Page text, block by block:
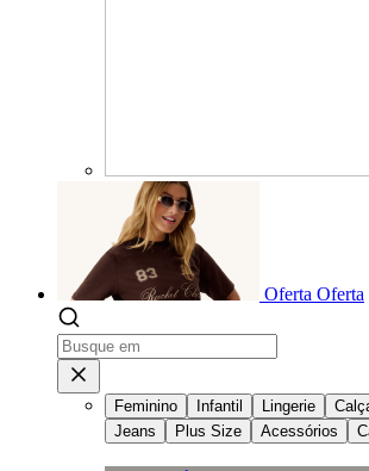
Oferta Oferta
Feminino Infantil Lingerie
Jeans
Plus Size Acessórios